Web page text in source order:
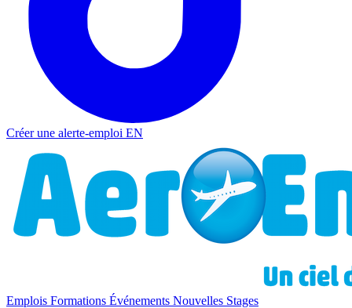
Créer une alerte-emploi EN
Emplois Formations Événements Nouvelles Stages